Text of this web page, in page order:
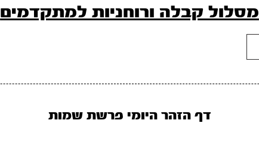
מסלול קבלה ורוחניות למתקדמים
דף הזהר היומי פרשת שמות